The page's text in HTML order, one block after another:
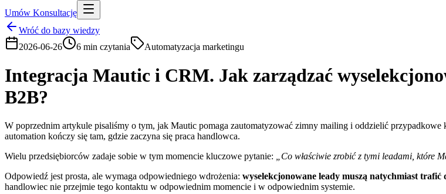
Umów Konsultację
Wróć do bazy wiedzy
2026-06-26
6 min czytania Automatyzacja marketingu
Integracja Mautic i CRM. Jak zarządzać
B2B?
W poprzednim artykule pisaliśmy o tym, jak Mautic pomaga zautomatyzować zimny mailing i oddzielić
automation kończy się tam, gdzie zaczyna się praca handlowca.
Wielu przedsiębiorców zadaje sobie w tym momencie kluczowe pytanie: „Co właściwie zrobić z tymi leadami, które
Odpowiedź jest prosta, ale wymaga odpowiedniego wdrożenia: wyselekcjonowane leady muszą natychmiast trafić
handlowiec nie przejmie tego kontaktu w odpowiednim momencie i w odpowiednim systemie.